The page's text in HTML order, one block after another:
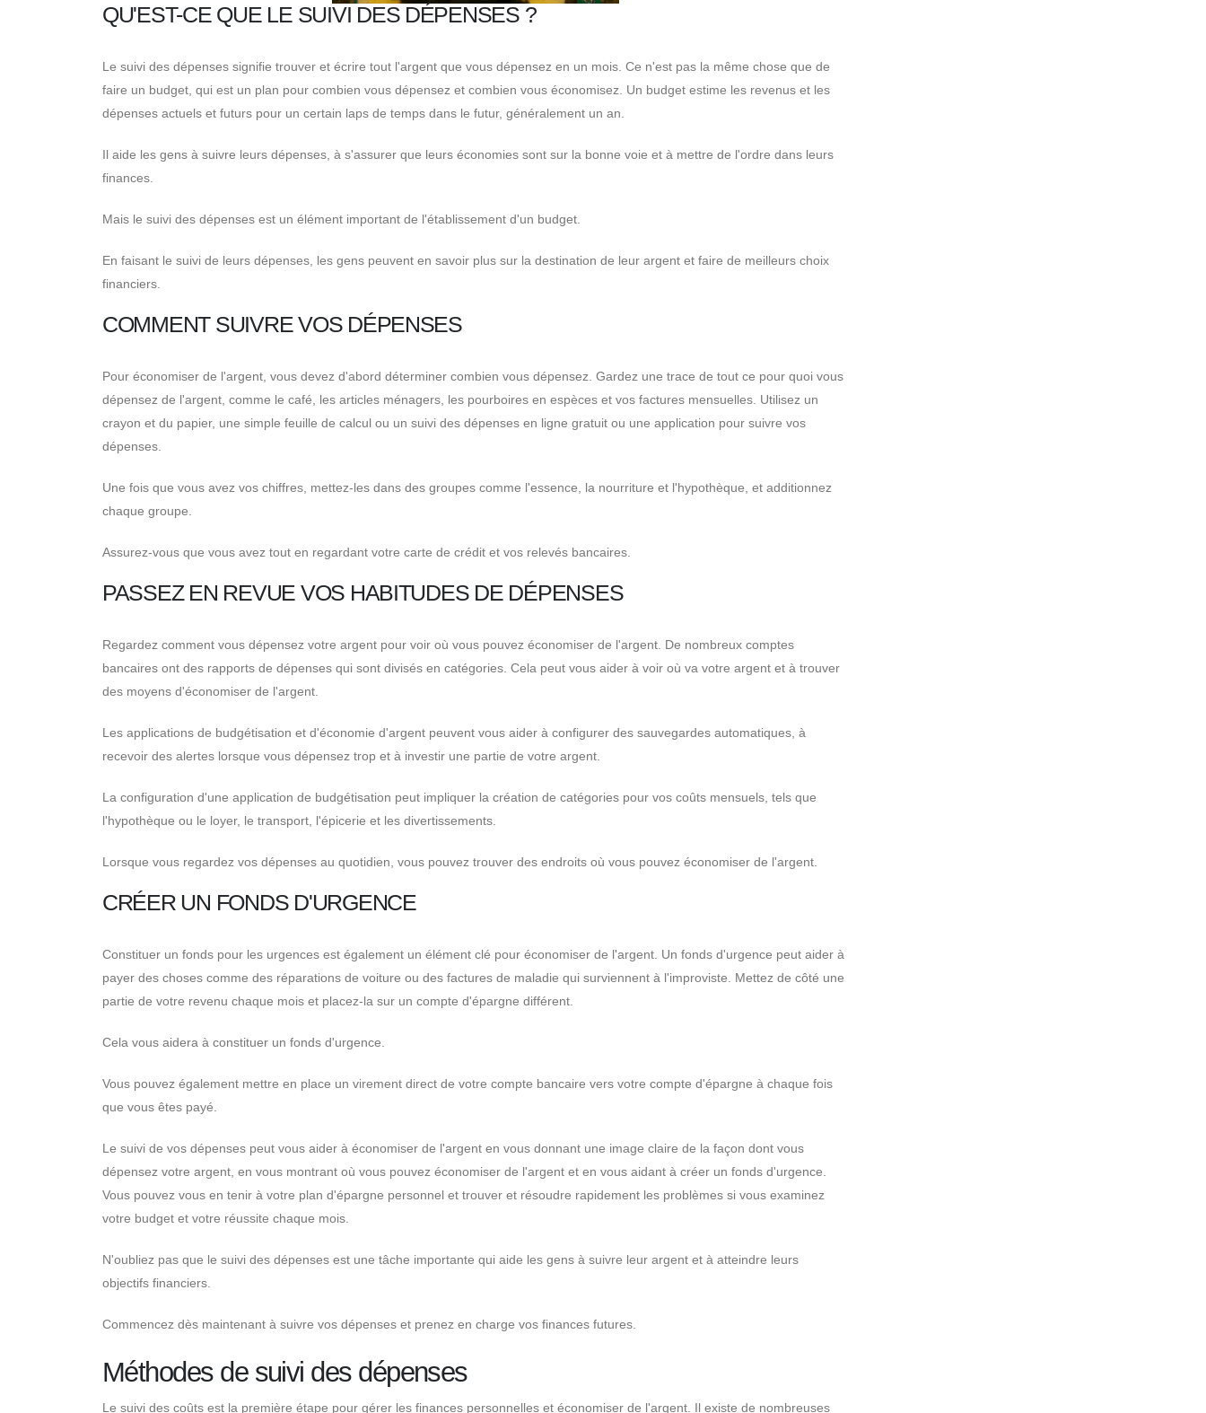
QU'EST-CE QUE LE SUIVI DES DÉPENSES ?
Le suivi des dépenses signifie trouver et écrire tout l'argent que vous dépensez en un mois. Ce n'est pas la même chose que de
faire un budget, qui est un plan pour combien vous dépensez et combien vous économisez. Un budget estime les revenus et les
dépenses actuels et futurs pour un certain laps de temps dans le futur, généralement un an.
Il aide les gens à suivre leurs dépenses, à s'assurer que leurs économies sont sur la bonne voie et à mettre de l'ordre dans leurs
finances.
Mais le suivi des dépenses est un élément important de l'établissement d'un budget.
En faisant le suivi de leurs dépenses, les gens peuvent en savoir plus sur la destination de leur argent et faire de meilleurs choix
financiers.
COMMENT SUIVRE VOS DÉPENSES
Pour économiser de l'argent, vous devez d'abord déterminer combien vous dépensez. Gardez une trace de tout ce pour quoi vous
dépensez de l'argent, comme le café, les articles ménagers, les pourboires en espèces et vos factures mensuelles. Utilisez un
crayon et du papier, une simple feuille de calcul ou un suivi des dépenses en ligne gratuit ou une application pour suivre vos
dépenses.
Une fois que vous avez vos chiffres, mettez-les dans des groupes comme l'essence, la nourriture et l'hypothèque, et additionnez
chaque groupe.
Assurez-vous que vous avez tout en regardant votre carte de crédit et vos relevés bancaires.
PASSEZ EN REVUE VOS HABITUDES DE DÉPENSES
Regardez comment vous dépensez votre argent pour voir où vous pouvez économiser de l'argent. De nombreux comptes
bancaires ont des rapports de dépenses qui sont divisés en catégories. Cela peut vous aider à voir où va votre argent et à trouver
des moyens d'économiser de l'argent.
Les applications de budgétisation et d'économie d'argent peuvent vous aider à configurer des sauvegardes automatiques, à
recevoir des alertes lorsque vous dépensez trop et à investir une partie de votre argent.
La configuration d'une application de budgétisation peut impliquer la création de catégories pour vos coûts mensuels, tels que
l'hypothèque ou le loyer, le transport, l'épicerie et les divertissements.
Lorsque vous regardez vos dépenses au quotidien, vous pouvez trouver des endroits où vous pouvez économiser de l'argent.
CRÉER UN FONDS D'URGENCE
Constituer un fonds pour les urgences est également un élément clé pour économiser de l'argent. Un fonds d'urgence peut aider à
payer des choses comme des réparations de voiture ou des factures de maladie qui surviennent à l'improviste. Mettez de côté une
partie de votre revenu chaque mois et placez-la sur un compte d'épargne différent.
Cela vous aidera à constituer un fonds d'urgence.
Vous pouvez également mettre en place un virement direct de votre compte bancaire vers votre compte d'épargne à chaque fois
que vous êtes payé.
Le suivi de vos dépenses peut vous aider à économiser de l'argent en vous donnant une image claire de la façon dont vous
dépensez votre argent, en vous montrant où vous pouvez économiser de l'argent et en vous aidant à créer un fonds d'urgence.
Vous pouvez vous en tenir à votre plan d'épargne personnel et trouver et résoudre rapidement les problèmes si vous examinez
votre budget et votre réussite chaque mois.
N'oubliez pas que le suivi des dépenses est une tâche importante qui aide les gens à suivre leur argent et à atteindre leurs
objectifs financiers.
Commencez dès maintenant à suivre vos dépenses et prenez en charge vos finances futures.
Méthodes de suivi des dépenses
Le suivi des coûts est la première étape pour gérer les finances personnelles et économiser de l'argent. Il existe de nombreuses